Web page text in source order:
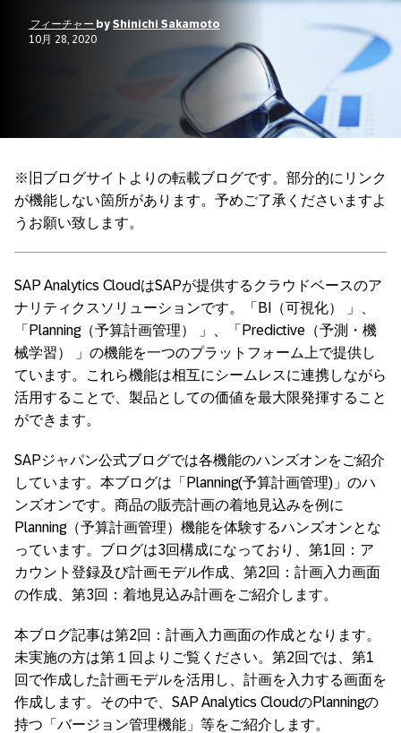
フィーチャー by Shinichi Sakamoto
10月 28, 2020
※旧ブログサイトよりの転載ブログです。部分的にリンク
が機能しない箇所があります。予めご了承くださいますよ
うお願い致します。
SAP Analytics CloudはSAPが提供するクラウドベースのア
ナリティクスソリューションです。「BI（可視化） 」、
「Planning（予算計画管理） 」、「Predictive（予測・機
械学習） 」の機能を一つのプラットフォーム上で提供し
ています。これら機能は相互にシームレスに連携しながら
活用することで、製品としての価値を最大限発揮すること
ができます。
SAPジャパン公式ブログでは各機能のハンズオンをご紹介
しています。本ブログは「Planning(予算計画管理)」のハ
ンズオンです。商品の販売計画の着地見込みを例に
Planning（予算計画管理）機能を体験するハンズオンとな
っています。ブログは3回構成になっており、第1回：ア
カウント登録及び計画モデル作成、第2回：計画入力画面
の作成、第3回：着地見込み計画をご紹介します。
本ブログ記事は第2回：計画入力画面の作成となります。
未実施の方は第１回よりご覧ください。第2回では、第1
回で作成した計画モデルを活用し、計画を入力する画面を
作成します。その中で、SAP Analytics CloudのPlanningの
持つ「バージョン管理機能」等をご紹介します。